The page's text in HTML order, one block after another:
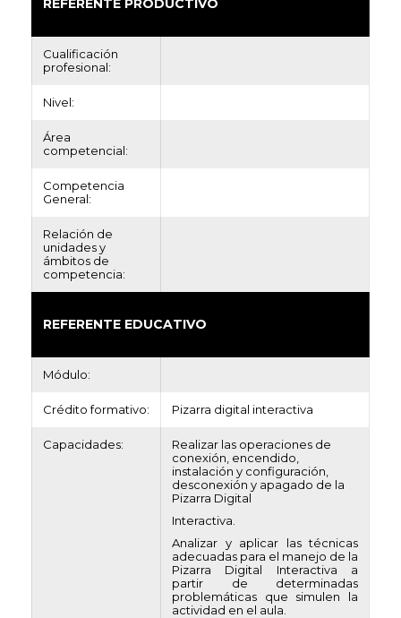
REFERENTE PRODUCTIVO
Cualificación
profesional:
Nivel:
Área
competencial:
Competencia
General:
Relación de
unidades y
ámbitos de
competencia:
REFERENTE EDUCATIVO
Módulo:
Crédito formativo: Pizarra digital interactiva
Capacidades:
Realizar las operaciones de
conexión, encendido,
instalación y configuración,
desconexión y apagado de la
Pizarra Digital
Interactiva.
Analizar y aplicar las técnicas
adecuadas para el manejo de la
Pizarra Digital Interactiva a
partir de determinadas
problemáticas que simulen la
actividad en el aula.